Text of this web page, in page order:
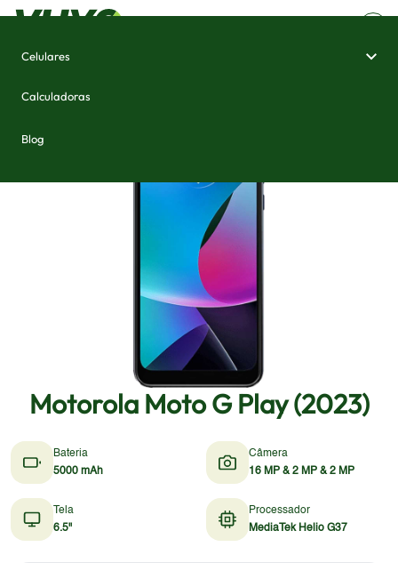
Celulares
Calculadoras
Blog
Motorola Moto G Play (2023)
Bateria
5000 mAh
Câmera
16 MP & 2 MP & 2 MP
Tela
6.5"
Processador
MediaTek Helio G37